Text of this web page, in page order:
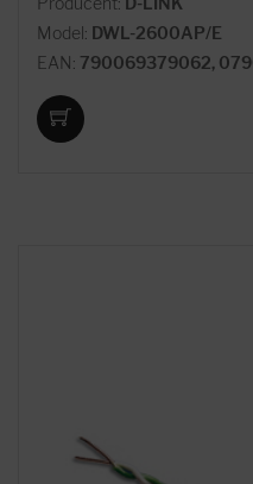
Model: DWL-2600AP/E
EAN: 790069379062,